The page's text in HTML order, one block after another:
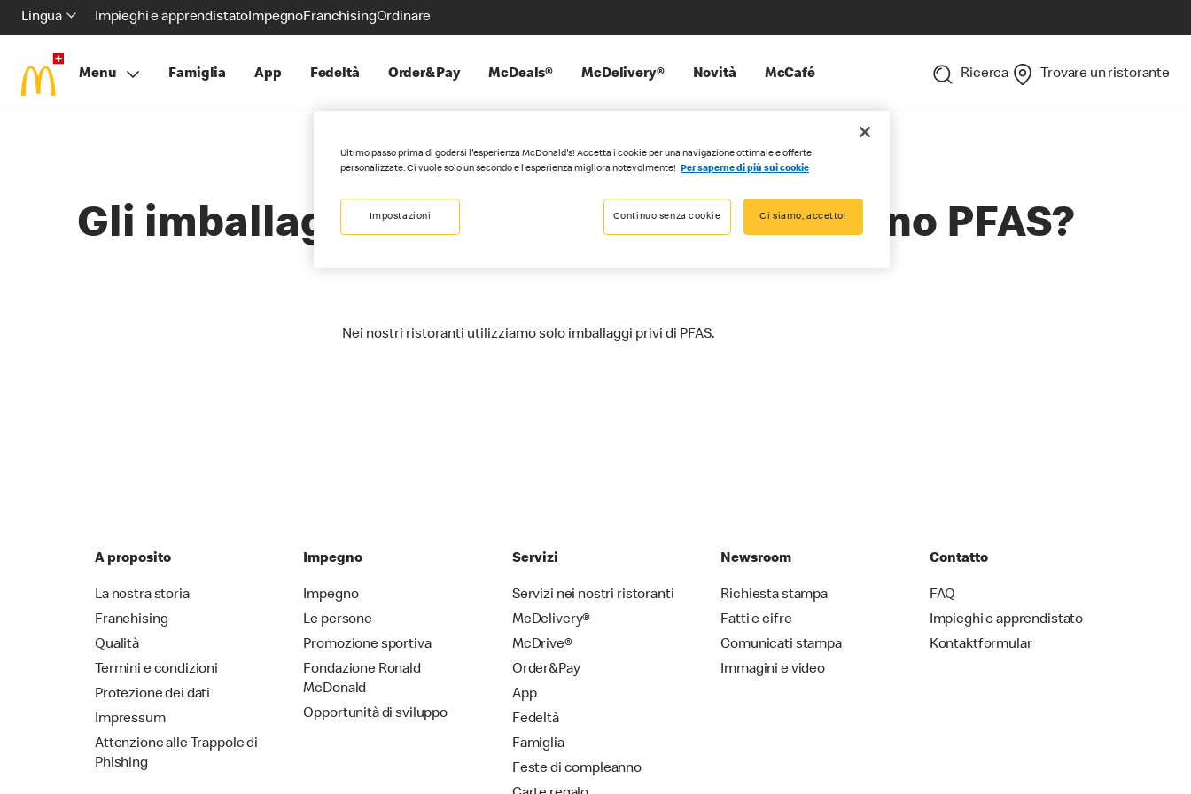
Lingua Impieghi e apprendistatoImpegnoFranchisingOrdinare
Menu Famiglia App Fedeltà Order&Pay McDeals® McDelivery® Novità McCafé Ricerca Trovare un ristorante
Gli imballaggi da McDonald’s contengono PFAS?
Nei nostri ristoranti utilizziamo solo imballaggi privi di PFAS.
A proposito
La nostra storia
Franchising
Qualità
Termini e condizioni
Protezione dei dati
Impressum
Attenzione alle Trappole di
Phishing
Impegno
Impegno
Le persone
Promozione sportiva
Fondazione Ronald
McDonald
Opportunità di sviluppo
Servizi
Servizi nei nostri ristoranti
McDelivery®
McDrive®
Order&Pay
App
Fedeltà
Famiglia
Feste di compleanno
Newsroom
Richiesta stampa
Fatti e cifre
Comunicati stampa
Immagini e video
Contatto
FAQ
Impieghi e apprendistato
Kontaktformular
Ultimo passo prima di godersi l'esperienza McDonald's! Accetta i cookie per una navigazione ottimale e offerte
personalizzate. Ci vuole solo un secondo e l'esperienza migliora notevolmente!
Per saperne di più sui cookie
Impostazioni Continuo senza cookie Ci siamo, accetto!